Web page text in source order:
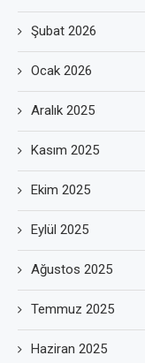
Şubat 2026
Ocak 2026
Aralık 2025
Kasım 2025
Ekim 2025
Eylül 2025
Ağustos 2025
Temmuz 2025
Haziran 2025